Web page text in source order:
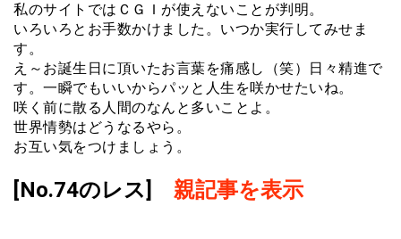
私のサイトではＣＧＩが使えないことが判明。
いろいろとお手数かけました。いつか実行してみせま
す。
え～お誕生日に頂いたお言葉を痛感し（笑）日々精進で
す。一瞬でもいいからパッと人生を咲かせたいね。
咲く前に散る人間のなんと多いことよ。
世界情勢はどうなるやら。
お互い気をつけましょう。
[No.74のレス] 親記事を表示